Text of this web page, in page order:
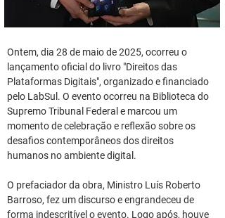
Ontem, dia 28 de maio de 2025, ocorreu o
lançamento oficial do livro "Direitos das
Plataformas Digitais", organizado e financiado
pelo LabSul. O evento ocorreu na Biblioteca do
Supremo Tribunal Federal e marcou um
momento de celebração e reflexão sobre os
desafios contemporâneos dos direitos
humanos no ambiente digital.
O prefaciador da obra, Ministro Luís Roberto
Barroso, fez um discurso e engrandeceu de
forma indescritível o evento. Logo após, houve